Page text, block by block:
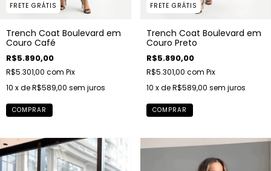
FRETE GRÁTIS
Trench Coat Boulevard em
Couro Café
R$5.890,00
R$5.301,00 com Pix
10 x deR$589,00 sem juros
COMPRAR
FRETE GRÁTIS
Trench Coat Boulevard em
Couro Preto
R$5.890,00
R$5.301,00 com Pix
10 x deR$589,00 sem juros
COMPRAR